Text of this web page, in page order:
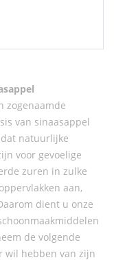
zogenaamde
van sinaasappel
natuurlijke
voor gevoelige
zuren in zulke
aan,
dient u onze
de volgende
wil hebben van zijn